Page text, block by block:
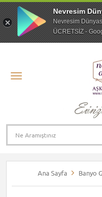
Ana Sayfa Banyo
Nevresim
Nevresim
ÜCRETSİZ -